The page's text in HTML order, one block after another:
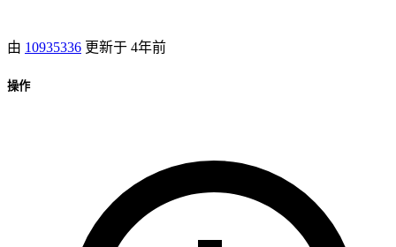
由 10935336 更新于 4年前
操作